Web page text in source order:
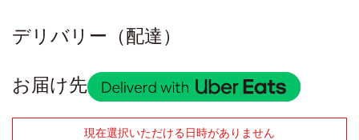
デリバリー（配達）
お届け先
現在選択いただける日時がありません